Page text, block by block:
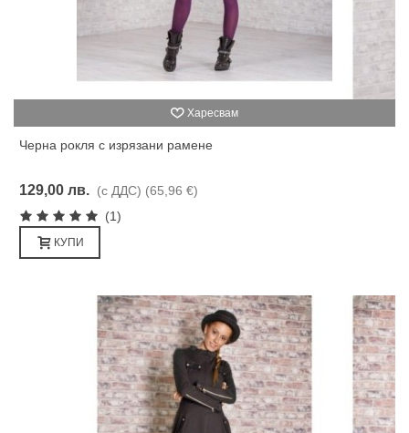
Харесвам
Черна рокля с изрязани рамене
129,00 лв. (с ДДС) (65,96 €)
(1)
КУПИ